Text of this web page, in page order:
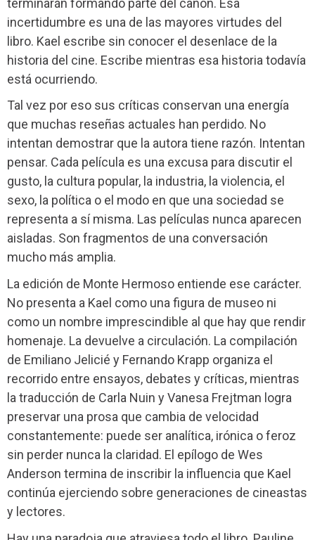
incertidumbre es una de las mayores virtudes del
libro. Kael escribe sin conocer el desenlace de la
historia del cine. Escribe mientras esa historia todavía
está ocurriendo.
Tal vez por eso sus críticas conservan una energía
que muchas reseñas actuales han perdido. No
intentan demostrar que la autora tiene razón. Intentan
pensar. Cada película es una excusa para discutir el
gusto, la cultura popular, la industria, la violencia, el
sexo, la política o el modo en que una sociedad se
representa a sí misma. Las películas nunca aparecen
aisladas. Son fragmentos de una conversación
mucho más amplia.
La edición de Monte Hermoso entiende ese carácter.
No presenta a Kael como una figura de museo ni
como un nombre imprescindible al que hay que rendir
homenaje. La devuelve a circulación. La compilación
de Emiliano Jelicié y Fernando Krapp organiza el
recorrido entre ensayos, debates y críticas, mientras
la traducción de Carla Nuin y Vanesa Frejtman logra
preservar una prosa que cambia de velocidad
constantemente: puede ser analítica, irónica o feroz
sin perder nunca la claridad. El epílogo de Wes
Anderson termina de inscribir la influencia que Kael
continúa ejerciendo sobre generaciones de cineastas
y lectores.